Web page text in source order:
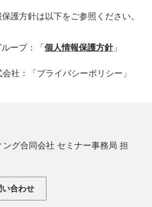
護方針は以下をご参照ください。
ープ：「 個人情報保護方針」
社：「プライバシーポリシー」
グ合同会社 セミナー事務局 担
い合わせ